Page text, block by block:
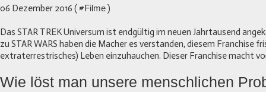
06 Dezember 2016 ( #Filme)
Das STAR TREK Universum ist endgültig im neuen Jahrtausend
zu STAR WARS haben die Macher es verstanden, diesem Franchise
extraterrestrisches) Leben einzuhauchen. Dieser Franchise macht
Wie löst man unsere menschlichen